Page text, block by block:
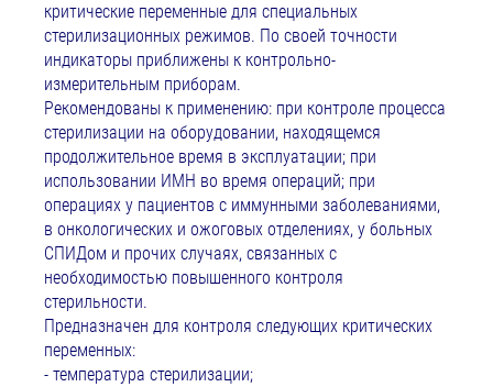
критические переменные для специальных
стерилизационных режимов. По своей точности
индикаторы приближены к контрольно-
измерительным приборам.
Рекомендованы к применению: при контроле процесса
стерилизации на оборудовании, находящемся
продолжительное время в эксплуатации; при
использовании ИМН во время операций; при
операциях у пациентов с иммунными заболеваниями,
в онкологических и ожоговых отделениях, у больных
СПИДом и прочих случаях, связанных с
необходимостью повышенного контроля
стерильности.
Предназначен для контроля следующих критических
переменных:
- температура стерилизации;